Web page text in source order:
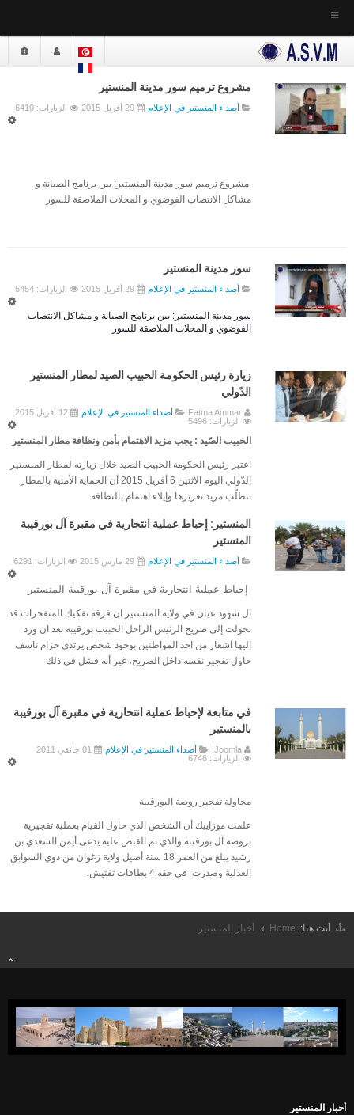
إستقبال
أخبار الجمعية
التعريف بالجمعية
دار الشـرع - مقر الجمعية
الدراســات
أعضــاء الهيئة المديرة
قائمة رؤساء الجمعية
طريقة الإنتخاب
مهرجان المدينة 2023
مهرجان المدينة 2022
الندوة العلمية الوطنية : القبروان و المنستير ..تاريخ و حضارة
الإحتفال بذكرى المولد النبوي الشريف
ألبوم الصور
أخبار المنستير
أصداء المنستير في الإعلام
المنستـــــير
خــارطة المنستير
مواقع أثرية
الفضاء الثقافي
مشروع ترميم سور مدينة المنستير
أصداء المنستير في الإعلام 29 أفريل 2015 الزيارات: 6410
مشروع ترميم سور مدينة المنستير: بين برنامج الصيانة و
مشاكل الانتصاب الفوضوي و المحلات الملاصقة للسور
سور مدينة المنستير
أصداء المنستير في الإعلام 29 أفريل 2015 الزيارات: 5454
سور مدينة المنستير: بين برنامج الصيانة و مشاكل الانتصاب
الفوضوي و المحلات الملاصقة للسور
زيارة رئيس الحكومة الحبيب الصيد لمطار المنستير
الدّولي
Fatma Ammar أصداء المنستير في الإعلام
12 أفريل 2015
الزيارات: 5496
الحبيب الصّيد : يجب مزيد الاهتمام بأمن ونظافة مطار المنستير
اعتبر رئيس الحكومة الحبيب الصيد خلال زيارته لمطار المنستير
الدّولي اليوم الاثنين 6 أفريل 2015 أن الحماية الأمنية بالمطار
تتطلّب مزيد تعزيزها وإيلاء اهتمام بالنظافة
المنستير: إحباط عملية انتحارية في مقبرة آل بورقيبة
المنستير
أصداء المنستير في الإعلام 29 مارس 2015 الزيارات: 6291
إحباط عملية انتحارية في مقبرة آل بورقيبة المنستير
ال شهود عيان في ولاية المنستير ان فرقة تفكيك المتفجرات قد
تحولت إلى ضريح الرئيس الراحل الحبيب بورقيبة بعد ان ورد
اليها اشعار من احد المواطنين بوجود شخص يرتدي حزام ناسف
حاول تفجير نفسه داخل الضريح، غير أنه فشل في ذلك
في متابعة لإحباط عملية انتحارية في مقبرة آل بورقيبة
بالمنستير
Joomla! أصداء المنستير في الإعلام
01 جانفي 2011
الزيارات: 6746
محاولة تفجير روضة البورقيبة
علمت موزاييك أن الشخص الذي حاول القيام بعملية تفجيرية
بروضة آل بورقيبة والذي تم القبض عليه يدعى أيمن السعدي بن
رشيد يبلغ من العمر 18 سنة أصيل ولاية زغوان من ذوي السوابق
العدلية وصدرت في حقه 4 بطاقات تفتيش.
أنت هنا: Home أخبار المنستير
أخبار المنستير